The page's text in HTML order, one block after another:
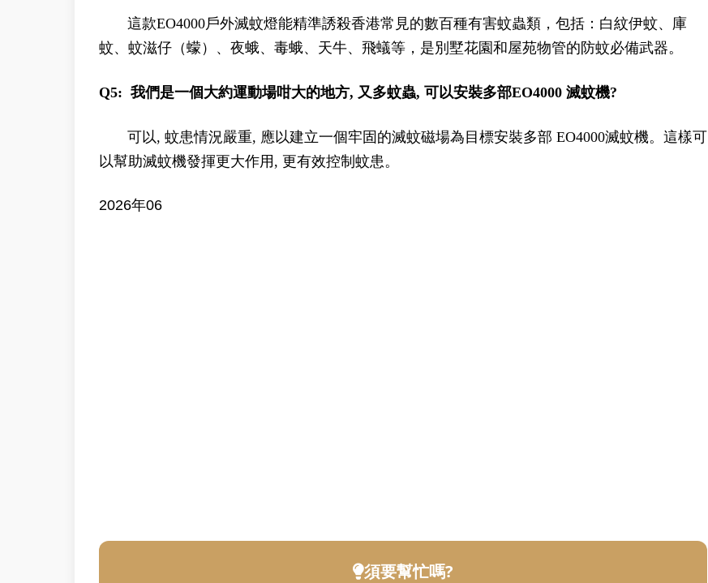
這款EO4000戶外滅蚊燈能精準誘殺香港常見的數百種有害蚊蟲類，包括：白紋伊蚊、庫
蚊、蚊滋仔（蠓）、夜蛾、毒蛾、天牛、飛蟻等，是別墅花園和屋苑物管的防蚊必備武器。
Q5: 我們是一個大約運動場咁大的地方, 又多蚊蟲, 可以安裝多部EO4000 滅蚊機?
可以, 蚊患情況嚴重, 應以建立一個牢固的滅蚊磁場為目標安裝多部 EO4000滅蚊機。這樣可
以幫助滅蚊機發揮更大作用, 更有效控制蚊患。
2026年06
須要幫忙嗎?